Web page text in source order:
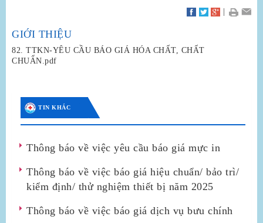
GIỚI THIỆU
82. TTKN-YÊU CẦU BÁO GIÁ HÓA CHẤT, CHẤT
CHUẨN.pdf
TIN KHÁC
Thông báo về việc yêu cầu báo giá mực in
Thông báo về việc báo giá hiệu chuẩn/ bảo trì/
kiểm định/ thử nghiệm thiết bị năm 2025
Thông báo về việc báo giá dịch vụ bưu chính